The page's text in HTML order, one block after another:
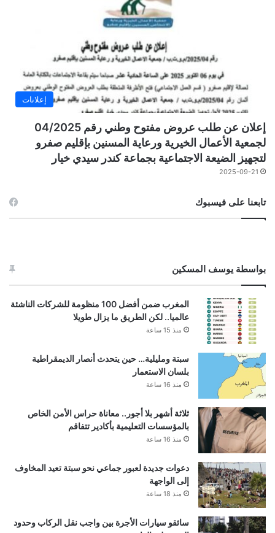
إعلانات
إعلان عن طلب عروض مفتوح وطني رقم 04/2025
لجمعية الأعمال الخيرية ورعاية المسنين بإقليم صفرو
لتجهيز الضيعة الاجتماعية بجماعة كندر سيدي خيار
2025-09-21
تابعنا على فيسبوك
بواسطة يوسف المسكين
المغرب ضمن أفضل 100 منظومة للشركات الناشئة
عالميا.. لكن الطريق ما يزال طويلا
منذ 15 ساعة
سبتة ومليلية… حين يتحدث أنصار الديمقراطية
بلسان الاستعمار
منذ 16 ساعة
ثلاثة أشهر بلا أجور.. معاناة حراس الأمن الخاص
بالمؤسسات التعليمية بأكادير تتفاقم
منذ 16 ساعة
دعوات جديدة لعبور جماعي نحو سبتة تعيد المخاوف
إلى الواجهة
منذ 18 ساعة
سائقو سيارات الأجرة بين واجب نقل الركاب وحدود